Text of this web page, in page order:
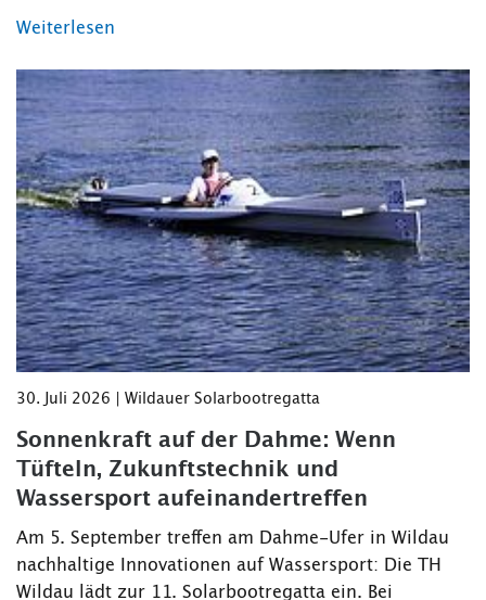
Weiterlesen
30. Juli 2026 | Wildauer Solarbootregatta
Sonnenkraft auf der Dahme: Wenn
Tüfteln, Zukunftstechnik und
Wassersport aufeinandertreffen
Am 5. September treffen am Dahme-Ufer in Wildau
nachhaltige Innovationen auf Wassersport: Die TH
Wildau lädt zur 11. Solarbootregatta ein. Bei